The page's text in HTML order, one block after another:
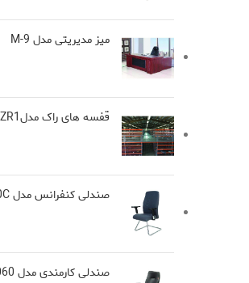
میز مدیریتی مدل M-9
قفسه های راک مدلZR1
صندلی کنفرانس مدل B-410C
صندلی کارمندی مدل T-K2060